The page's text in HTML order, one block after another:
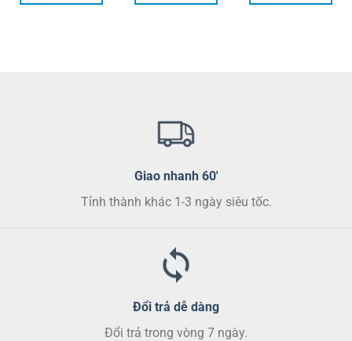
Giao nhanh 60'
Tỉnh thành khác 1-3 ngày siêu tốc.
Đổi trả dễ dàng
Đổi trả trong vòng 7 ngày.